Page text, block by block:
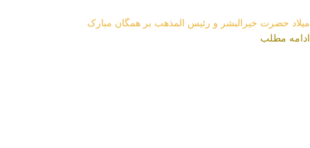
میلاد حضرت خیرالبشر و رئیس المذهب بر همگان مبارک
ادامه مطلب